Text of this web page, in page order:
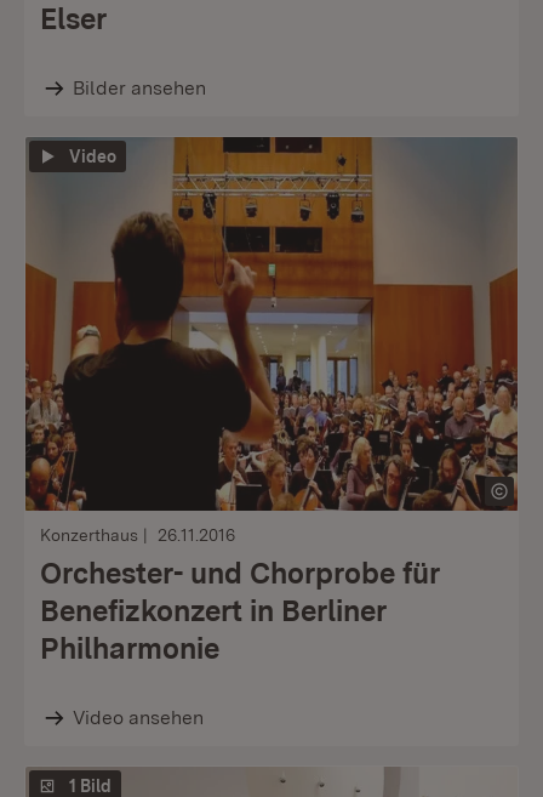
Elser
Bilder ansehen
Video
Konzerthaus 26.11.2016
Orchester- und Chorprobe für
Benefizkonzert in Berliner
Philharmonie
Video ansehen
1 Bild